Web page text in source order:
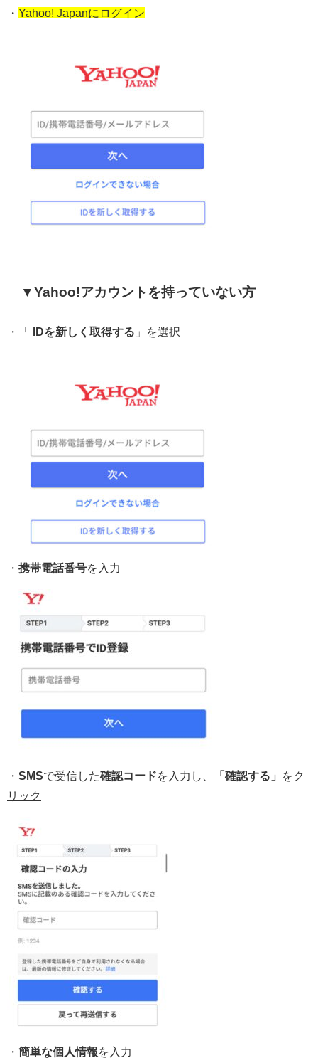
・ Yahoo! Japanにログイン
▼Yahoo!アカウントを持っていない方
・「 IDを新しく取得する 」を選択
・ 携帯電話番号を入力
・ SMSで受信した確認コードを入力し、 「確認する」
をク
リック
・ 簡単な個人情報を入力